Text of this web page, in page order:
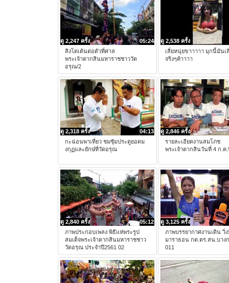
05:24
ดู 2,247 ครั้ง
สิงโตเต้นต่อตัวที่ศาล
พระเจ้าตากสินมหาราชชาววัด
อรุณ/2
ดู 2,538 ครั้ง
เสี่ยหนุ่ยขาาาาา มุกนี้มันเ
จริงๆค้าาาา
04:13
ดู 2,318 ครั้ง
กะฉ่อนพาเที่ยว ชมซุ้มประตูยอดม
งกุฏและยักษ์ที่วัดอรุณ
ดู 2,846 ครั้ง
รายละเอียดงานสมโภช
พระเจ้าตากสินวันที่ 4 ก.
05:12
ดู 2,840 ครั้ง
ภาพประกอบเพลง พิธีแห่พระรูป
สมเด็จพระเจ้าตากสินมหาราชชาว
วัดอรุณ ประจำปี2561 02
ดู 3,125 ครั้ง
ภาพบรรยากาศงานเดิน วิ่
มาราธอน กต.ตร.สน.บาง
011